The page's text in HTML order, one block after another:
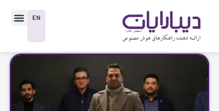
EN